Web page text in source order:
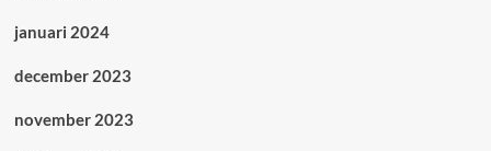
januari 2024
december 2023
november 2023